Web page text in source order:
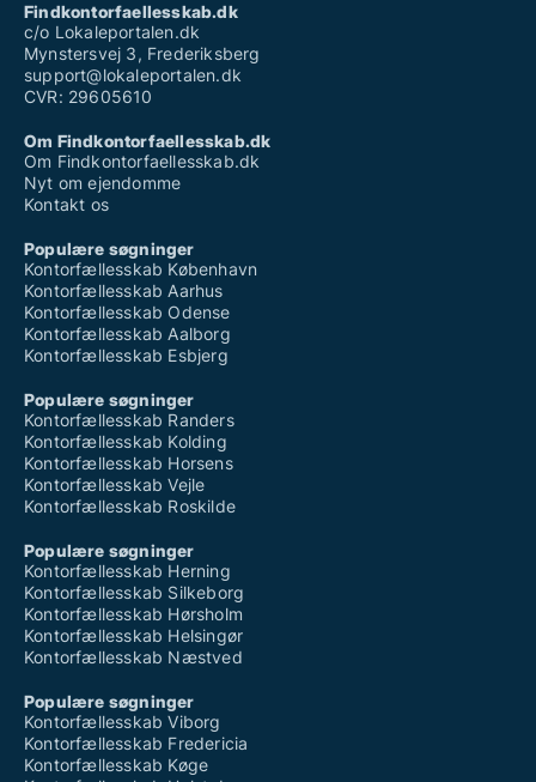
Findkontorfaellesskab.dk
c/o Lokaleportalen.dk
Mynstersvej 3, Frederiksberg
support@lokaleportalen.dk
CVR: 29605610
Om Findkontorfaellesskab.dk
Om Findkontorfaellesskab.dk
Nyt om ejendomme
Kontakt os
Populære søgninger
Kontorfællesskab København
Kontorfællesskab Aarhus
Kontorfællesskab Odense
Kontorfællesskab Aalborg
Kontorfællesskab Esbjerg
Populære søgninger
Kontorfællesskab Randers
Kontorfællesskab Kolding
Kontorfællesskab Horsens
Kontorfællesskab Vejle
Kontorfællesskab Roskilde
Populære søgninger
Kontorfællesskab Herning
Kontorfællesskab Silkeborg
Kontorfællesskab Hørsholm
Kontorfællesskab Helsingør
Kontorfællesskab Næstved
Populære søgninger
Kontorfællesskab Viborg
Kontorfællesskab Fredericia
Kontorfællesskab Køge